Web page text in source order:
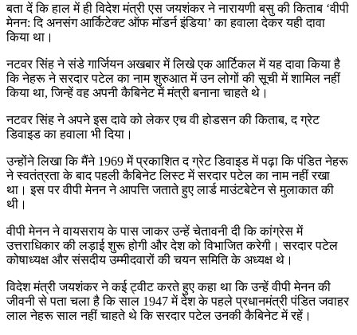
बता दें कि हाल में ही विदेश मंत्री एस जयशंकर ने नारायणी बसु की किताब ‘वीपी
मेनन: दि अनसंग आर्किटेक्ट ऑफ मॉडर्न इंडिया’ का हवाला देकर यही दावा
किया था।
नटवर सिंह ने संडे गार्जियन अखबार में लिखे एक आर्टिकल में यह दावा किया है
कि नेहरू ने सरदार पटेल का नाम शुरुआत में उन लोगों की सूची में शामिल नहीं
किया था, जिन्हें वह अपनी कैबिनेट में मंत्री बनाना चाहते थे।
नटवर सिंह ने अपने इस दावे को लेकर एच वी होडसन की किताब, द ग्रेट
डिवाइड का हवाला भी दिया।
उन्होंने लिखा कि मैंने 1969 में प्रकाशित द ग्रेट डिवाइड में पढ़ा कि पंडित नेहरू
ने स्वतंत्रता के बाद पहली कैबिनेट लिस्ट में सरदार पटेल का नाम नहीं रखा
था। इस पर वीपी मेनन ने आपत्ति जताते हुए लार्ड माउंटबेटेन से मुलाकात की
थी।
वीपी मेनन ने वायसराय के पास जाकर उन्हें चेतावनी दी कि कांग्रेस में
उत्तराधिकार की लड़ाई शुरू होगी और देश को विभाजित करेगी। सरदार पटेल
कोषाध्यक्ष और संसदीय उम्मीदवारों की चयन समिति के अध्यक्ष थे।
विदेश मंत्री जयशंकर ने कई ट्वीट करते हुए कहा था कि उन्हें वीपी मेनन की
जीवनी से पता चला है कि साल 1947 में देश के पहले प्रधानमंत्री पंडित जवाहर
लाल नेहरू साल नहीं चाहते थे कि सरदार पटेल उनकी कैबिनेट में रहें।